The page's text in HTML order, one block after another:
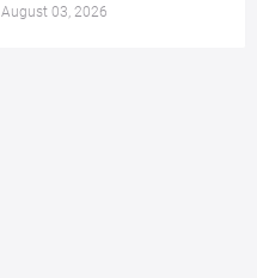
August 03, 2026